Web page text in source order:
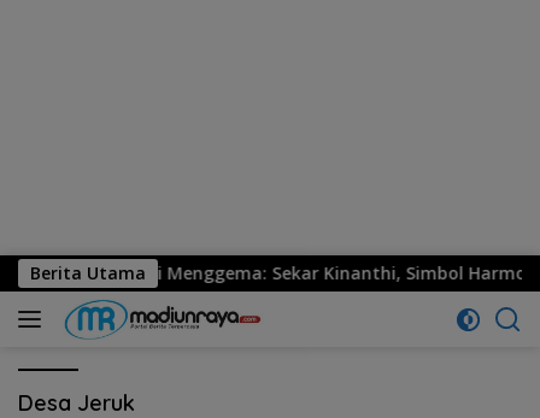
Berita UtamaResmi Menggema: Sekar Kinanthi, Simbol Harmoni
Desa Jeruk